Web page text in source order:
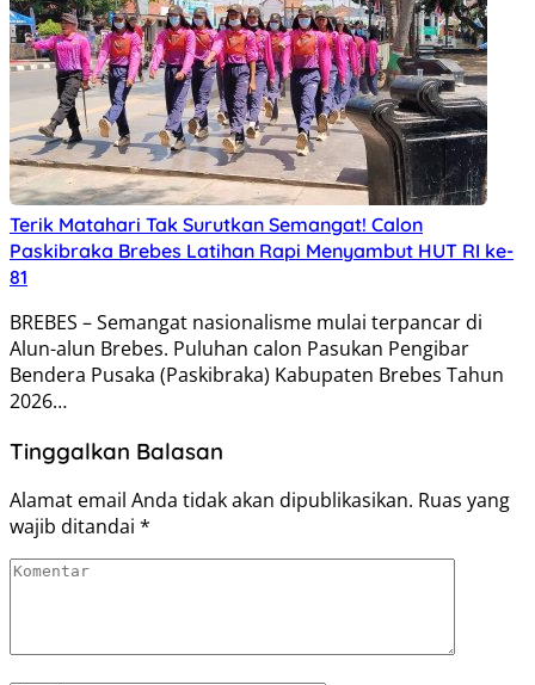
Terik Matahari Tak Surutkan Semangat! Calon
Paskibraka Brebes Latihan Rapi Menyambut HUT RI ke-
81
BREBES – Semangat nasionalisme mulai terpancar di
Alun-alun Brebes. Puluhan calon Pasukan Pengibar
Bendera Pusaka (Paskibraka) Kabupaten Brebes Tahun
2026…
Tinggalkan Balasan
Alamat email Anda tidak akan dipublikasikan. Ruas yang
wajib ditandai *